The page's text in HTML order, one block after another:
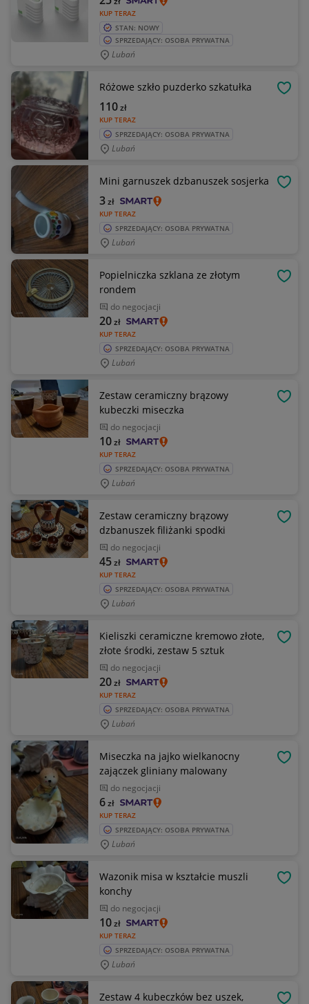
KUP TERAZ
STAN: NOWY
SPRZEDAJĄCY: OSOBA PRYWATNA
Lubań
Różowe szkło puzderko szkatułka
KUP TERAZ
110zł
SPRZEDAJĄCY: OSOBA PRYWATNA
Lubań
Mini garnuszek dzbanuszek sosjerka
KUP TERAZ
3zł
SPRZEDAJĄCY: OSOBA PRYWATNA
Lubań
Popielniczka szklana ze złotym
rondem
do negocjacji
KUP TERAZ
20zł
SPRZEDAJĄCY: OSOBA PRYWATNA
Lubań
Zestaw ceramiczny brązowy
kubeczki miseczka
do negocjacji
KUP TERAZ
10zł
SPRZEDAJĄCY: OSOBA PRYWATNA
Lubań
Zestaw ceramiczny brązowy
dzbanuszek filiżanki spodki
do negocjacji
KUP TERAZ
45zł
SPRZEDAJĄCY: OSOBA PRYWATNA
Lubań
Kieliszki ceramiczne kremowo złote,
złote środki, zestaw 5 sztuk
do negocjacji
KUP TERAZ
20zł
SPRZEDAJĄCY: OSOBA PRYWATNA
Lubań
Miseczka na jajko wielkanocny
zajączek gliniany malowany
do negocjacji
KUP TERAZ
6zł
SPRZEDAJĄCY: OSOBA PRYWATNA
Lubań
Wazonik misa w kształcie muszli
konchy
do negocjacji
KUP TERAZ
10zł
SPRZEDAJĄCY: OSOBA PRYWATNA
Lubań
Zestaw 4 kubeczków bez uszek,